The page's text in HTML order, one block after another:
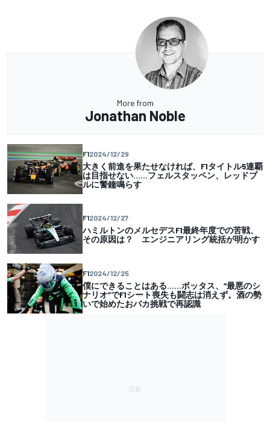
More from
Jonathan Noble
F12024/12/29
大きく前進を果たせなければ、F1タイトル5連覇
は目指せない……フェルスタッペン、レッドブ
ルに警鐘鳴らす
F12024/12/27
ハミルトンのメルセデスF1最終年度での苦戦、
その原因は？ エンジニアリング統括が明かす
F12024/12/25
僕にできることはある……ボッタス、“最悪のシ
ナリオ”でF1シート喪失も闘志は消えず。酒の勢
いで始めたおバカ挑戦で再認識